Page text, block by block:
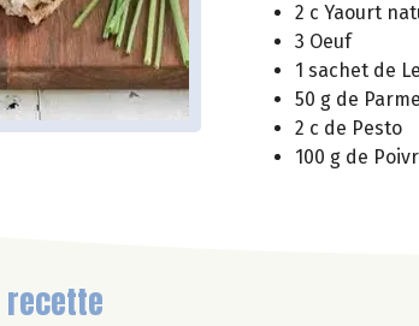
2 c Yaourt
3 Oeuf
1 sachet de
50 g de
2 c de Pesto
100 g de
recette